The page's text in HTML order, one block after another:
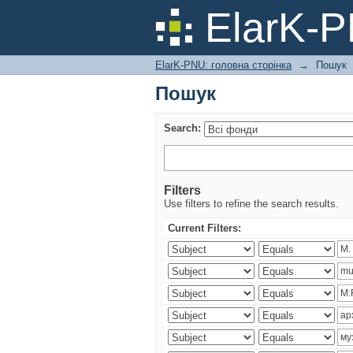
ElarK-
Пошук
ElarK-PNU: головна сторінка → Пошук
Пошук
Search:
Filters
Use filters to refine the search results.
Current Filters: